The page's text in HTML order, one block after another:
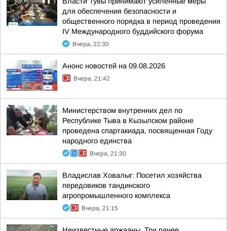
для обеспечения безопасности и
общественного порядка в период проведения
IV Международного буддийского форума
Вчера, 22:30
Анонс новостей на 09.08.2026
Вчера, 21:42
Министерством внутренних дел по
Республике Тыва в Кызылском районе
проведена спартакиада, посвященная Году
народного единства
Вчера, 21:30
Владислав Ховалыг: Посетил хозяйства
передовиков тандинского
агропромышленного комплекса
Вчера, 21:15